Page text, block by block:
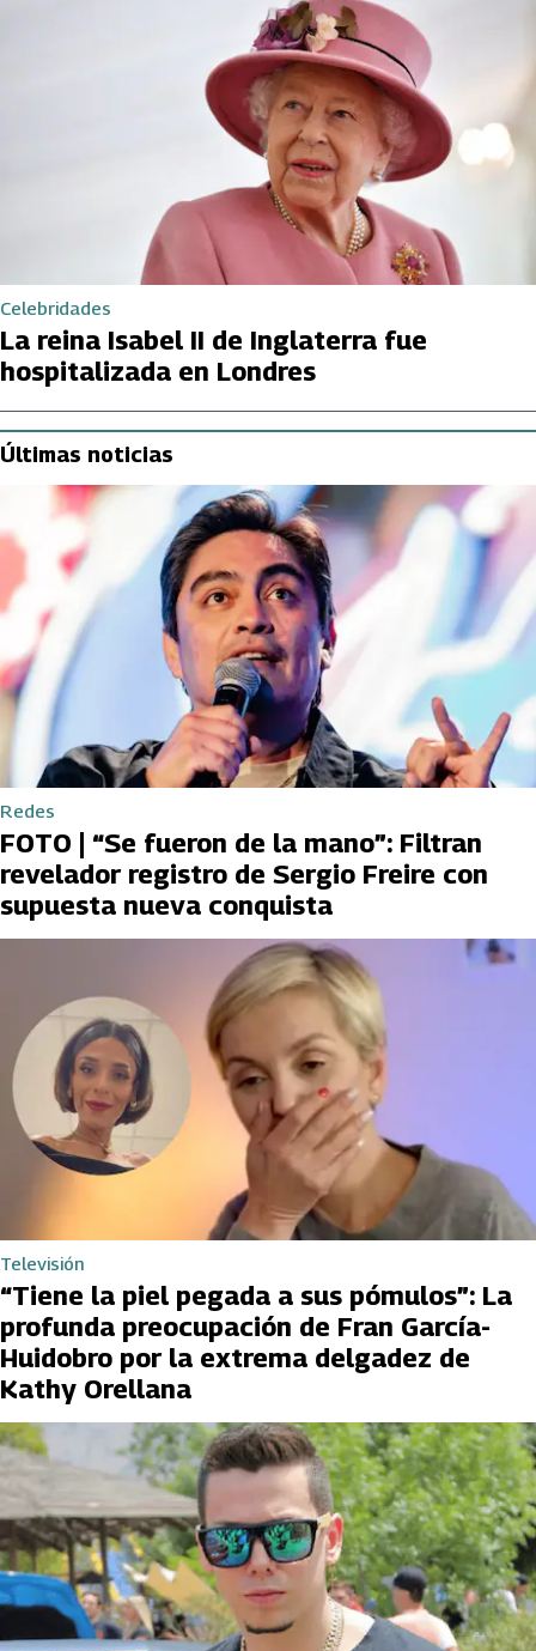
Celebridades
La reina Isabel II de Inglaterra fue
hospitalizada en Londres
Últimas noticias
Redes
FOTO | “Se fueron de la mano”: Filtran
revelador registro de Sergio Freire con
supuesta nueva conquista
Televisión
“Tiene la piel pegada a sus pómulos”: La
profunda preocupación de Fran García-
Huidobro por la extrema delgadez de
Kathy Orellana